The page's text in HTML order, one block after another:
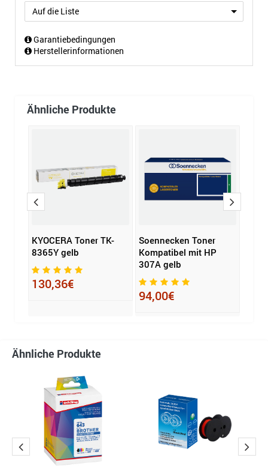
Auf die Liste
Garantiebedingungen
Herstellerinformationen
Ähnliche Produkte
KYOCERA Toner TK-
8365Y gelb
130,36€
Soennecken Toner
Kompatibel mit HP
307A gelb
94,00€
Ähnliche Produkte